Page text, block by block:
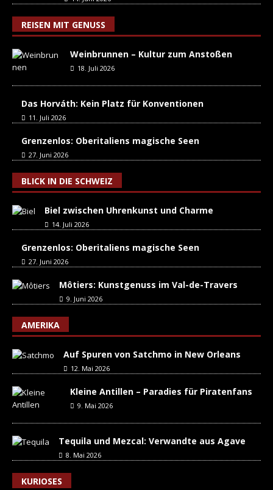
REISEN MIT GENUSS
Weinbrunnen – Kultur zum Anstoßen
18. Juli 2026
Das Horváth: Kein Platz für Konventionen
11. Juli 2026
Grenzenlos: Oberitaliens magische Seen
27. Juni 2026
BLICK IN DIE SCHWEIZ
Biel zwischen Uhrenkunst und Charme
14. Juli 2026
Grenzenlos: Oberitaliens magische Seen
27. Juni 2026
Môtiers: Kunstgenuss im Val-de-Travers
9. Juni 2026
AMERIKA
Auf Spuren von Satchmo in New Orleans
12. Mai 2026
Kleine Antillen – Paradies für Piratenfans
9. Mai 2026
Tequila und Mezcal: Verwandte aus Agave
8. Mai 2026
KURIOSES